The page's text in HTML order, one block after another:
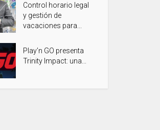
Control horario legal
y gestión de
vacaciones para...
Play’n GO presenta
Trinity Impact: una...